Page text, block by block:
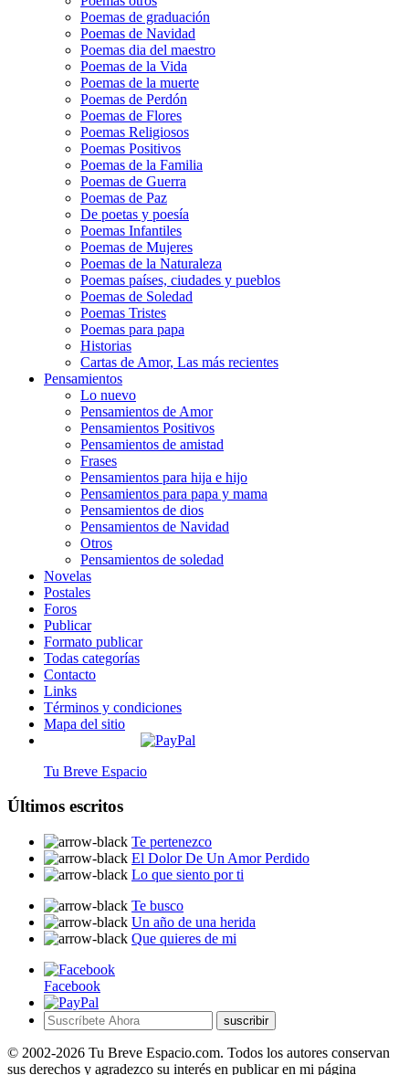
Poemas de graduación
Poemas de Navidad
Poemas dia del maestro
Poemas de la Vida
Poemas de la muerte
Poemas de Perdón
Poemas de Flores
Poemas Religiosos
Poemas Positivos
Poemas de la Familia
Poemas de Guerra
Poemas de Paz
De poetas y poesía
Poemas Infantiles
Poemas de Mujeres
Poemas de la Naturaleza
Poemas países, ciudades y pueblos
Poemas de Soledad
Poemas Tristes
Poemas para papa
Historias
Cartas de Amor, Las más recientes
Pensamientos
Lo nuevo
Pensamientos de Amor
Pensamientos Positivos
Pensamientos de amistad
Frases
Pensamientos para hija e hijo
Pensamientos para papa y mama
Pensamientos de dios
Pensamientos de Navidad
Otros
Pensamientos de soledad
Novelas
Postales
Foros
Publicar
Formato publicar
Todas categorías
Contacto
Links
Términos y condiciones
Mapa del sitio
Tu Breve Espacio
Últimos escritos
Te pertenezco
El Dolor De Un Amor Perdido
Lo que siento por ti
Te busco
Un año de una herida
Que quieres de mi
Facebook
suscribir
© 2002-2026 Tu Breve Espacio.com. Todos los autores conservan
sus derechos y agradezco su interés en publicar en mi página